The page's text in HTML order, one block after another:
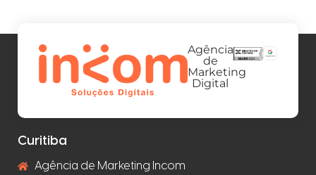
Agência
de
Marketing
Digital
Curitiba
Agência de Marketing Incom